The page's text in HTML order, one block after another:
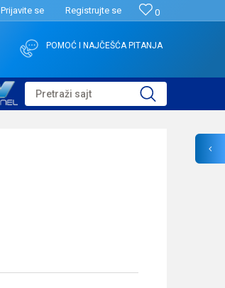
0
Prijavite se Registrujte se
POMOĆ I NAJČEŠĆA PITANJA
Pretraži sajt